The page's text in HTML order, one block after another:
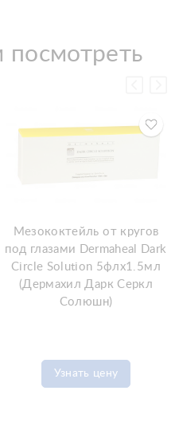
посмотреть
Мезококтейль от кругов
под глазами Dermaheal Dark
Circle Solution 5флx1.5мл
(Дермахил Дарк Серкл
Солюшн)
Узнать цену